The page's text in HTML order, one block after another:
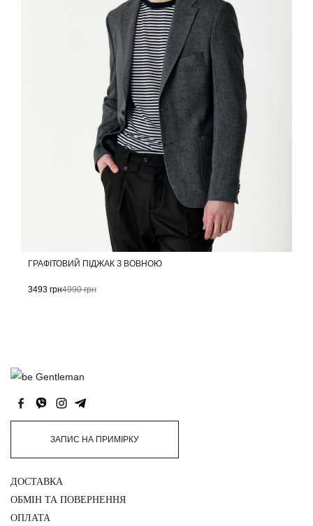
ГРАФІТОВИЙ ПІДЖАК З ВОВНОЮ
4990грн
3493 грн
ЗАПИС НА ПРИМІРКУ
ДОСТАВКА
ОБМІН ТА ПОВЕРНЕННЯ
ОПЛАТА